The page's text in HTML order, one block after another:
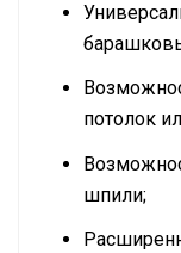
потолок
шпили;